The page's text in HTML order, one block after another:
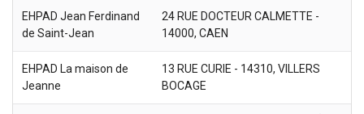
EHPAD Jean Ferdinand
de Saint-Jean
24 RUE DOCTEUR CALMETTE -
14000, CAEN
EHPAD La maison de
Jeanne
13 RUE CURIE - 14310, VILLERS
BOCAGE